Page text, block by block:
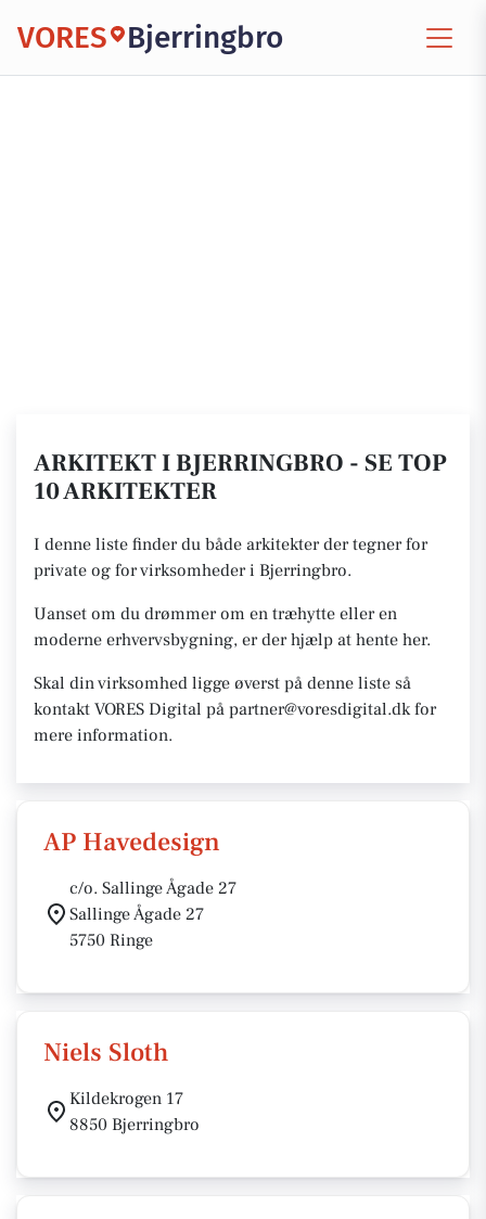
VORES Bjerringbro
ARKITEKT I BJERRINGBRO - SE TOP
10 ARKITEKTER
I denne liste finder du både arkitekter der tegner for
private og for virksomheder i Bjerringbro.
Uanset om du drømmer om en træhytte eller en
moderne erhvervsbygning, er der hjælp at hente her.
Skal din virksomhed ligge øverst på denne liste så
kontakt VORES Digital på partner@voresdigital.dk for
mere information.
AP Havedesign
c/o. Sallinge Ågade 27
Sallinge Ågade 27
5750 Ringe
Niels Sloth
Kildekrogen 17
8850 Bjerringbro